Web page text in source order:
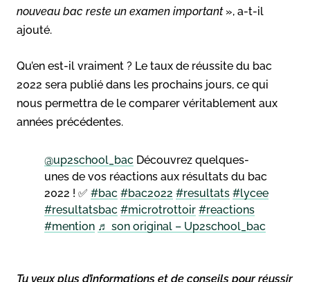
nouveau bac reste un examen important», a-t-il
ajouté.
Qu’en est-il vraiment ? Le taux de réussite du bac
2022 sera publié dans les prochains jours, ce qui
nous permettra de le comparer véritablement aux
années précédentes.
@up2school_bac Découvrez quelques-
unes de vos réactions aux résultats du bac
2022 ! ✅ #bac #bac2022 #resultats #lycee
#resultatsbac #microtrottoir #reactions
#mention ♬ son original – Up2school_bac
Tu veux plus d’informations et de conseils pour réussir